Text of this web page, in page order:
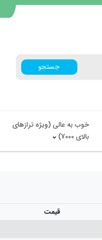
جستجو
خوب به عالی (ویژه ترازهای
بالای 7000)
قیمت